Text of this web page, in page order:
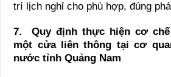
trí lịch nghỉ cho phù hợp, đúng
7. Quy định thực hiện cơ
một cửa liên thông tại cơ
nước tỉnh Quảng Nam